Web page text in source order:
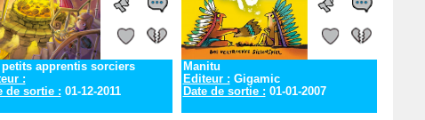
petits apprentis sorciers
:
de sortie : 01-12-2011
Manitu
Editeur : Gigamic
Date de sortie : 01-01-2007